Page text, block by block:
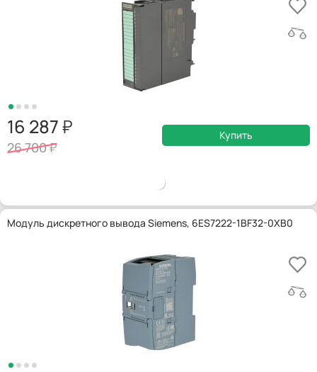
16 287
26 700
Купить
Модуль дискретного вывода Siemens, 6ES7222-1BF32-0XB0